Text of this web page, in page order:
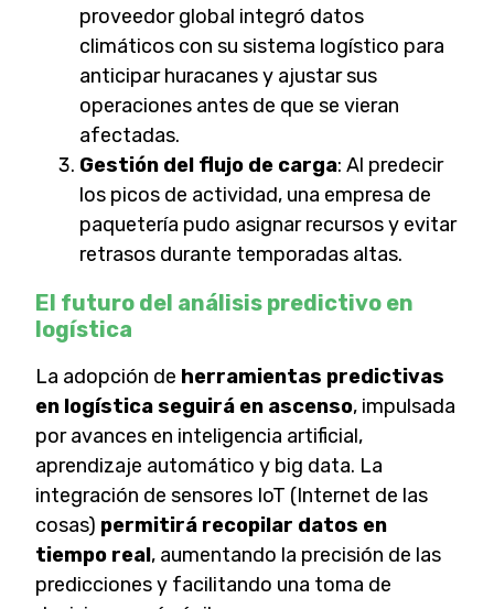
proveedor global integró datos
climáticos con su sistema logístico para
anticipar huracanes y ajustar sus
operaciones antes de que se vieran
afectadas.
Gestión del flujo de carga: Al predecir
los picos de actividad, una empresa de
paquetería pudo asignar recursos y evitar
retrasos durante temporadas altas.
El futuro del análisis predictivo en
logística
La adopción de herramientas predictivas
en logística seguirá en ascenso, impulsada
por avances en inteligencia artificial,
aprendizaje automático y big data. La
integración de sensores IoT (Internet de las
cosas) permitirá recopilar datos en
tiempo real, aumentando la precisión de las
predicciones y facilitando una toma de